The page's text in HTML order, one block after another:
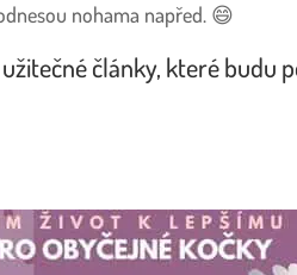
nohama napřed. 😄
články, které budu